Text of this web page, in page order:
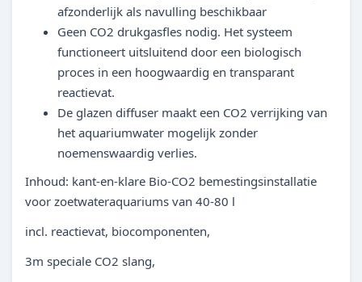
afzonderlijk als navulling beschikbaar
Geen CO2 drukgasfles nodig. Het systeem
functioneert uitsluitend door een biologisch
proces in een hoogwaardig en transparant
reactievat.
De glazen diffuser maakt een CO2 verrijking van
het aquariumwater mogelijk zonder
noemenswaardig verlies.
Inhoud: kant-en-klare Bio-CO2 bemestingsinstallatie
voor zoetwateraquariums van 40-80 l
incl. reactievat, biocomponenten,
3m speciale CO2 slang,